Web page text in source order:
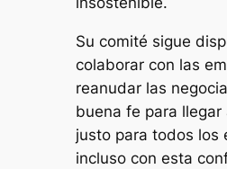
Su comité sigue
colaborar con las
reanudar las
buena fe para llegar
justo para todos los
incluso con esta